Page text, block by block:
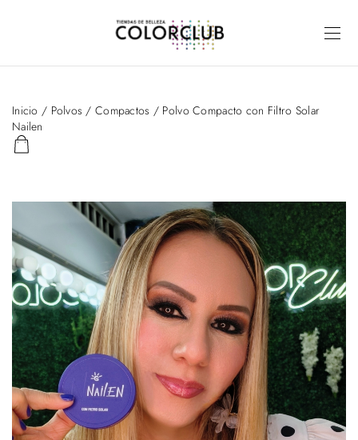
Inicio / Polvos /Compactos / Polvo Compacto con Filtro Solar
Nailen